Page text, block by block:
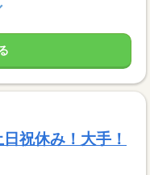
祝休み！大手！